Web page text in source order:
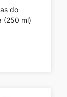
do
(250 ml)